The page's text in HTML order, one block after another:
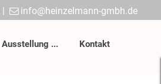
| info@heinzelmann-gmbh.de
Ausstellung Kontakt